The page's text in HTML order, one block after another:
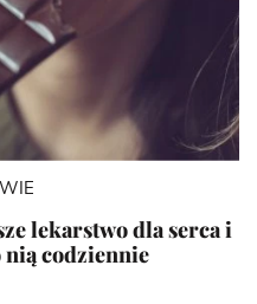
lekarstwo dla serca i
nią codziennie